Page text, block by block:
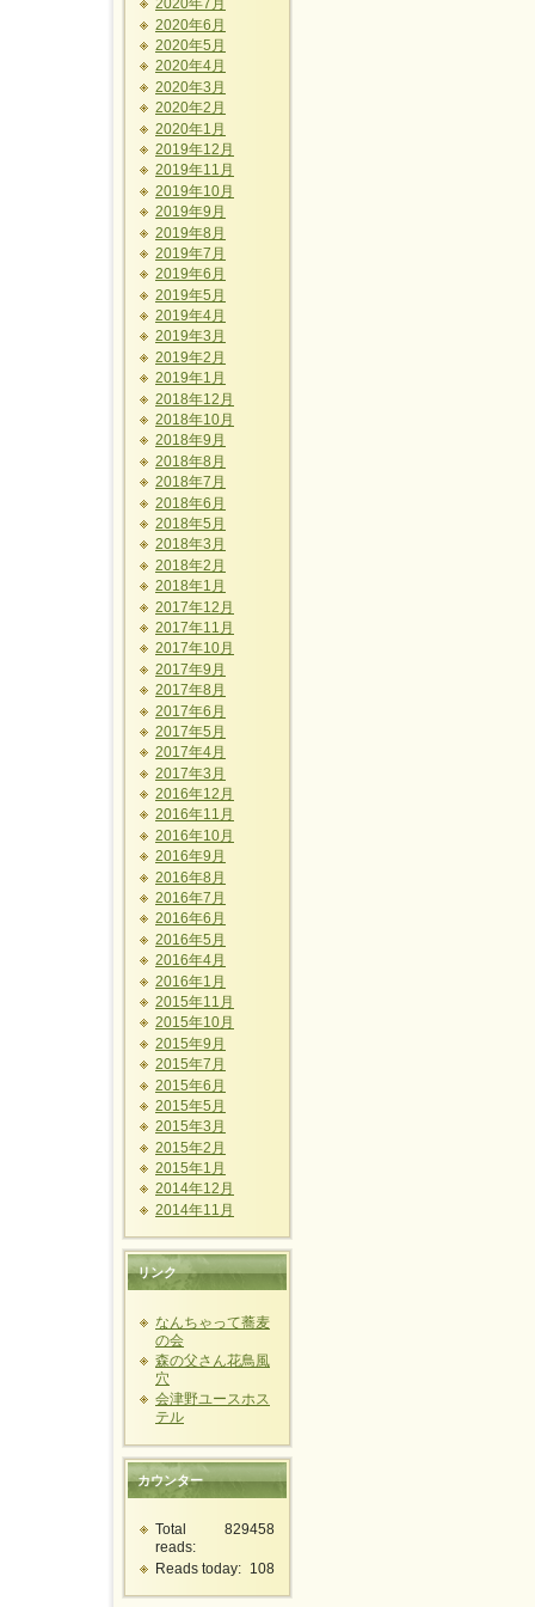
2020年7月
2020年6月
2020年5月
2020年4月
2020年3月
2020年2月
2020年1月
2019年12月
2019年11月
2019年10月
2019年9月
2019年8月
2019年7月
2019年6月
2019年5月
2019年4月
2019年3月
2019年2月
2019年1月
2018年12月
2018年10月
2018年9月
2018年8月
2018年7月
2018年6月
2018年5月
2018年3月
2018年2月
2018年1月
2017年12月
2017年11月
2017年10月
2017年9月
2017年8月
2017年6月
2017年5月
2017年4月
2017年3月
2016年12月
2016年11月
2016年10月
2016年9月
2016年8月
2016年7月
2016年6月
2016年5月
2016年4月
2016年1月
2015年11月
2015年10月
2015年9月
2015年7月
2015年6月
2015年5月
2015年3月
2015年2月
2015年1月
2014年12月
2014年11月
リンク
なんちゃって蕎麦
の会
森の父さん花鳥風
穴
会津野ユースホス
テル
カウンター
829458
Total
reads:
108
Reads today: